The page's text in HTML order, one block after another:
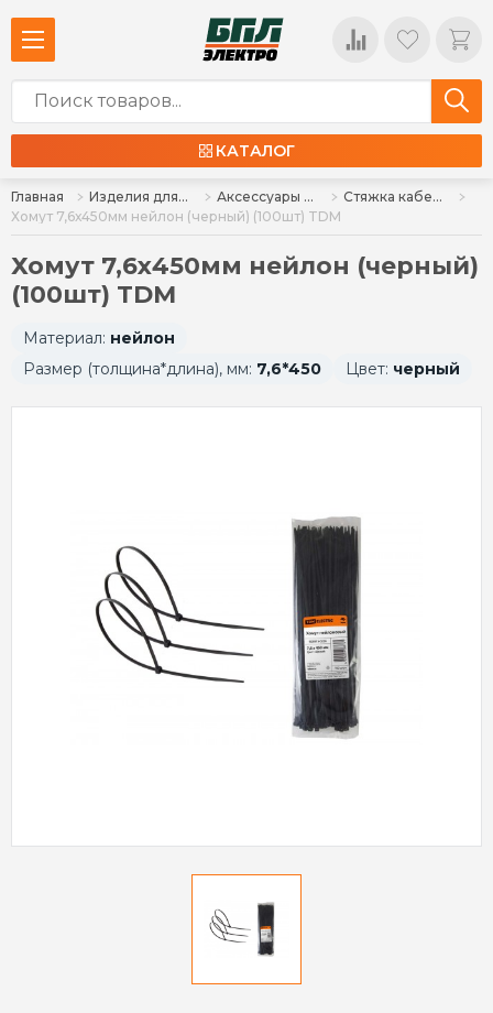
КАТАЛОГ
Главная Изделия для монтажа Аксессуары для монтажа
Стяжка кабельная
Хомут 7,6х450мм нейлон (черный) (100шт) TDM
Хомут 7,6х450мм нейлон (черный)
(100шт) TDM
Материал: нейлон
Размер (толщина*длина), мм: 7,6*450 Цвет: черный